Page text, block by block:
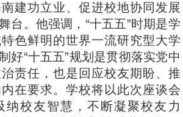
建功立业、促进校地协同发展
台。他强调，“十五五”时期是学
色鲜明的世界一流研究型大学
好“十五五”规划是贯彻落实党中
责任，也是回应校友期盼、推
在要求。学校将以此次座谈会
纳校友智慧，不断凝聚校友力